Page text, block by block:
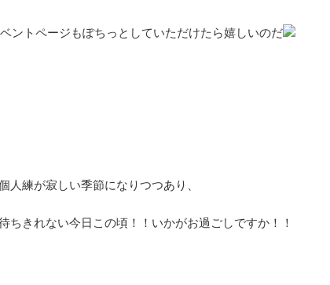
ントページもぽちっとしていただけたら嬉しいのだ
人練が寂しい季節になりつつあり、
きれない今日この頃！！いかがお過ごしですか！！